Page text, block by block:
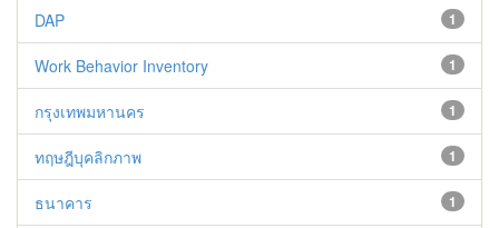
1
DAP
1
Work Behavior Inventory
1
กรุงเทพมหานคร
1
ทฤษฎีบุคลิกภาพ
1
ธนาคาร